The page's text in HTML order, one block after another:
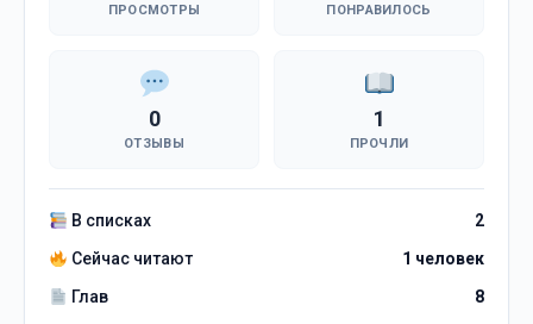
ПРОСМОТРЫ ПОНРАВИЛОСЬ
0
ОТЗЫВЫ
1
ПРОЧЛИ
В списках
2
Сейчас читают
1 человек
Глав
8